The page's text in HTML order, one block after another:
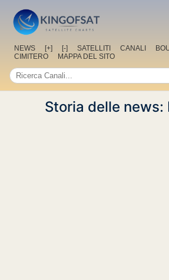
NEWS [+] [-] SATELLITI CANALI
CIMITERO
MAPPA DEL SITO
Storia delle news: